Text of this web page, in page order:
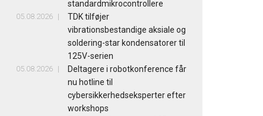
standardmikrocontrollere
05.08.2026
TDK tilføjer
vibrationsbestandige aksiale og
soldering-star kondensatorer til
125V-serien
05.08.2026
Deltagere i robotkonference får
nu hotline til
cybersikkerhedseksperter efter
workshops